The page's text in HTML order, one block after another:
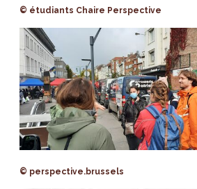
© étudiants Chaire Perspective
© perspective.brussels